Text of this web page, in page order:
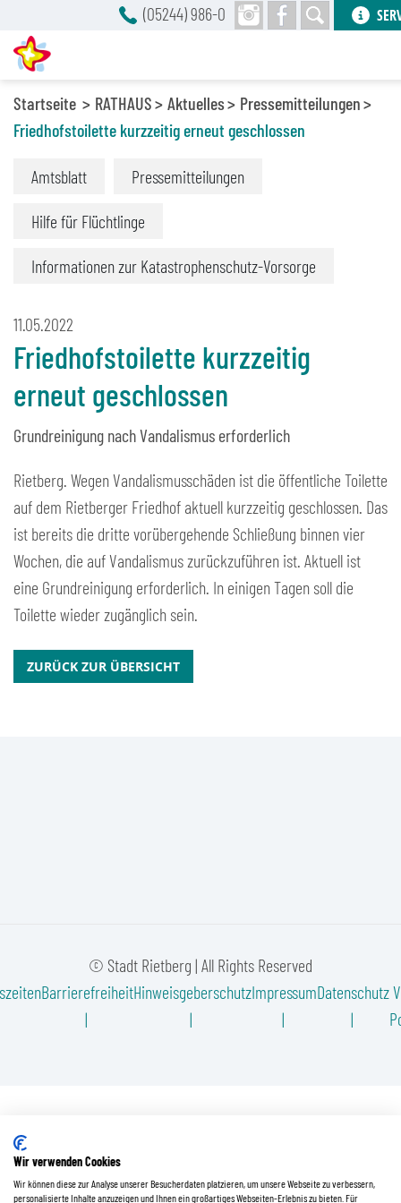
Startseite RATHAUS Aktuelles
Pressemitteilungen
Friedhofstoilette kurzzeitig erneut geschlossen
Amtsblatt Pressemitteilungen
Hilfe für Flüchtlinge
Informationen zur Katastrophenschutz-Vorsorge
11.05.2022
Friedhofstoilette kurzzeitig
erneut geschlossen
Grundreinigung nach Vandalismus erforderlich
Rietberg. Wegen Vandalismusschäden ist die öffentliche Toilette
auf dem Rietberger Friedhof aktuell kurzzeitig geschlossen. Das
ist bereits die dritte vorübergehende Schließung binnen vier
Wochen, die auf Vandalismus zurückzuführen ist. Aktuell ist
eine Grundreinigung erforderlich. In einigen Tagen soll die
Toilette wieder zugänglich sein.
ZURÜCK ZUR ÜBERSICHT
© Stadt Rietberg | All Rights Reserved
BarrierefreiheitHinweisgeberschutzImpressumDatenschutz
(05244) 986-0
Wir verwenden Cookies
Wir können diese zur Analyse unserer Besucherdaten platzieren, um unsere Webseite zu verbessern,
personalisierte Inhalte anzuzeigen und Ihnen ein großartiges Webseiten-Erlebnis zu bieten. Für